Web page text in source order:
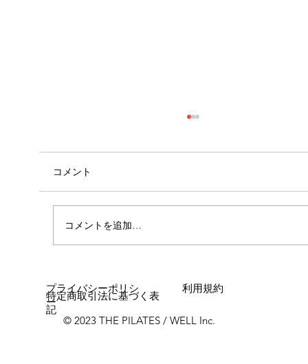
心斎橋店 店長就任！！
コメント
コメントを追加…
© 2023 THE PILATES / WELL Inc.
プライバシーポリシ
ー
利用規約
特定商取引法に基づく表
記